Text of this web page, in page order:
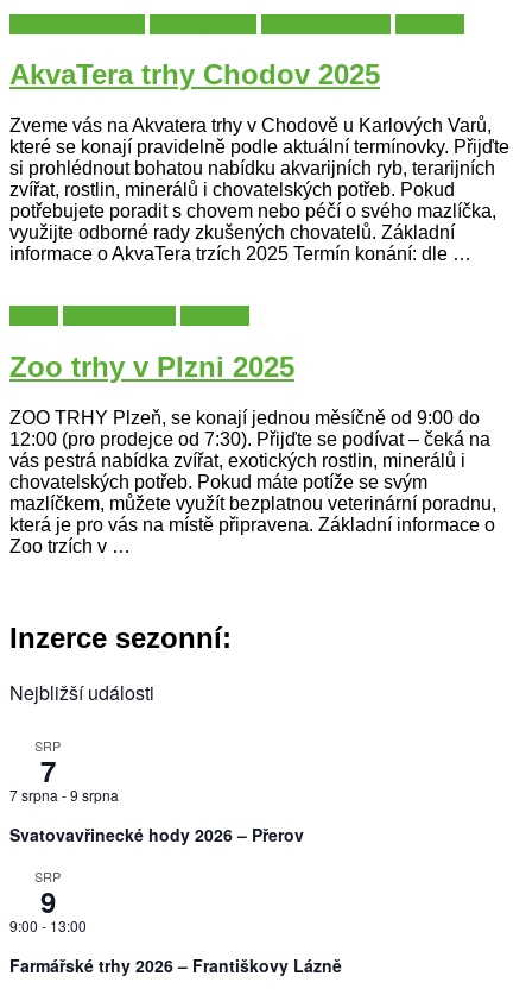
AkvaTera trhy Chodov 2025
Zveme vás na Akvatera trhy v Chodově u Karlových Varů,
které se konají pravidelně podle aktuální termínovky. Přijďte
si prohlédnout bohatou nabídku akvarijních ryb, terarijních
zvířat, rostlin, minerálů i chovatelských potřeb. Pokud
potřebujete poradit s chovem nebo péčí o svého mazlíčka,
využijte odborné rady zkušených chovatelů. Základní
informace o AkvaTera trzích 2025 Termín konání: dle …
Zoo trhy v Plzni 2025
ZOO TRHY Plzeň, se konají jednou měsíčně od 9:00 do
12:00 (pro prodejce od 7:30). Přijďte se podívat – čeká na
vás pestrá nabídka zvířat, exotických rostlin, minerálů i
chovatelských potřeb. Pokud máte potíže se svým
mazlíčkem, můžete využít bezplatnou veterinární poradnu,
která je pro vás na místě připravena. Základní informace o
Zoo trzích v …
Inzerce sezonní:
Nejbližší události
SRP
7
7 srpna -9 srpna
Svatovavřinecké hody 2026 – Přerov
SRP
9
9:00 - 13:00
Farmářské trhy 2026 – Františkovy Lázně